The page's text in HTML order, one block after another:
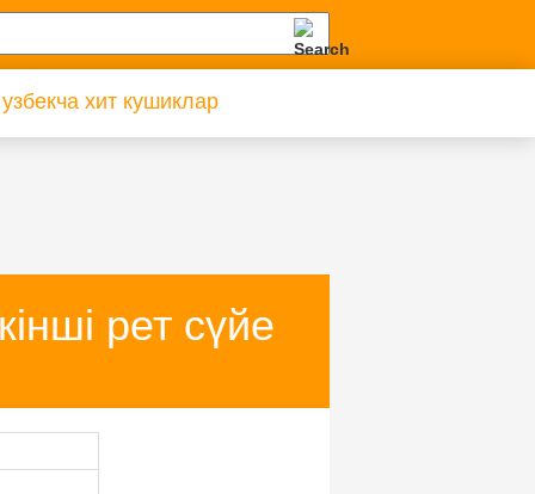
хит кушиклар
рет сүйе